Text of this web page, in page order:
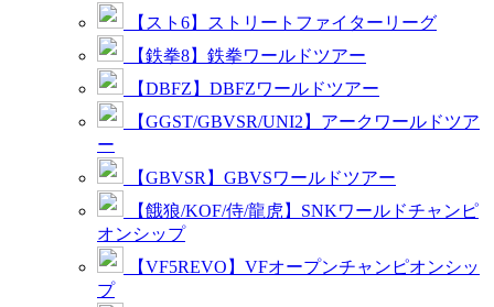
【スト6】ストリートファイターリーグ
【鉄拳8】鉄拳ワールドツアー
【DBFZ】DBFZワールドツアー
【GGST/GBVSR/UNI2】アークワールドツア
ー
【GBVSR】GBVSワールドツアー
【餓狼/KOF/侍/龍虎】SNKワールドチャンピ
オンシップ
【VF5REVO】VFオープンチャンピオンシッ
プ